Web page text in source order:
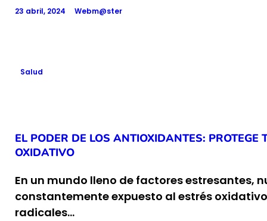
23 abril, 2024 Webm@ster
Salud
EL PODER DE LOS ANTIOXIDANTES: PROTEGE
OXIDATIVO
En un mundo lleno de factores estresantes,
constantemente expuesto al estrés
radicales…